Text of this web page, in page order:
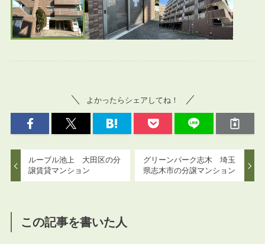
よかったらシェアしてね！
ルーブル池上 大田区の分
譲賃貸マンション
グリーンパーク志木 埼玉
県志木市の分譲マンション
この記事を書いた人